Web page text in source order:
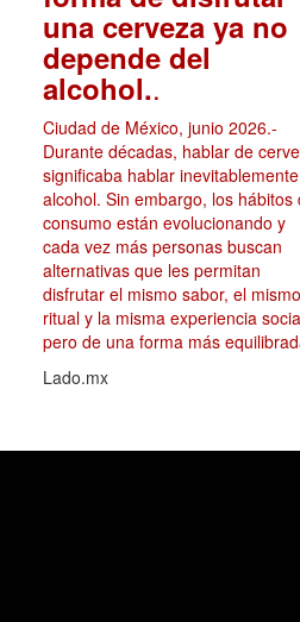
una cerveza ya no
depende del
alcohol..
Ciudad de México, junio 2026.-
Durante décadas, hablar de
significaba hablar
alcohol. Sin embargo, los hábitos
consumo están evolucionando y
cada vez más personas buscan
alternativas que les permitan
disfrutar el mismo sabor, el mismo
ritual y la misma experiencia
pero de una forma más
Lado.mx